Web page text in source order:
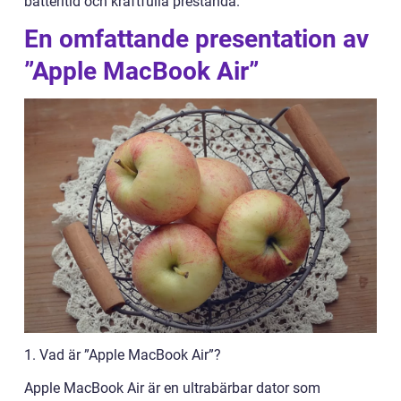
En omfattande presentation av
”Apple MacBook Air”
1. Vad är ”Apple MacBook Air”?
Apple MacBook Air är en ultrabärbar dator som